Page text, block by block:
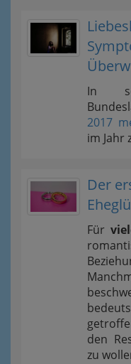
In
2017
im Jahr
Der
Für
den
zu